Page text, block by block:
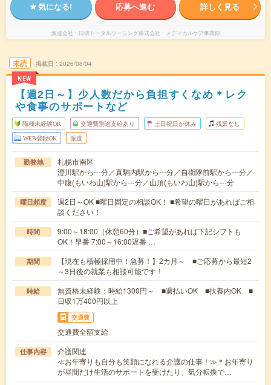
気になる! 応募へ進む 詳しく見る
派遣会社 日研トータルソーシング株式会社 メディカルケア事業部
未読
NEW
掲載日 2026/08/04
【週2日～】少人数だから負担すくなめ＊レク
や食事のサポートなど
職種未経験OK 交通費別途支給あり 土日祝日が休み 残業なし
WEB登録OK 派遣
勤務地
札幌市南区
澄川駅から---分／真駒内駅から---分／自衛隊前駅から---分／
中腹(もいわ山)駅から---分／山頂(もいわ山)駅から---分
曜日頻度
週2日～OK ■曜日固定の相談OK！ ■希望の曜日があればご相
談ください！
時間
9:00～18:00（休憩60分）■ご希望があれば下記シフトも
OK！早番 7:00～16:00遅番 …
期間
【現在も積極採用中！急募！】2カ月～ ■ご応募から最短2
～3日後の就業も相談可能です！
時給
無資格未経験：時給1300円～ ■週払いOK ■扶養内OK ■
日収1万400円以上
交通費
交通費全額支給
仕事内容
介護関連
≪お年寄りも自分も笑顔になれる介護の仕事！≫＊お年寄り
が昼間だけ生活のサポートを受けたり、気分転換で…